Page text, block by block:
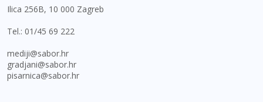
Ilica 256B, 10 000 Zagreb
Tel.: 01/45 69 222
mediji@sabor.hr
gradjani@sabor.hr
pisarnica@sabor.hr